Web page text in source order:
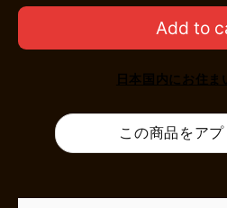
Add to
日本国内にお住ま
この商品をア